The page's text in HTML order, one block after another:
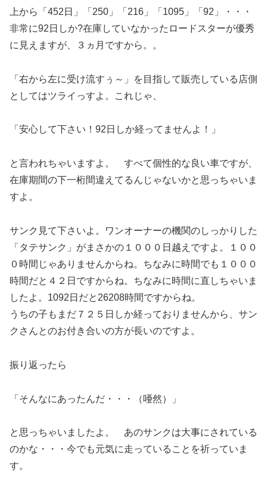
上から「452日」「250」「216」「1095」「92」・・・
非常に92日しか?在庫していなかったロードスターが優秀
に見えますが、３ヵ月ですから。。
「右から左に受け流すぅ～」を目指して販売している店側
としてはツライっすよ。これじゃ、
「安心して下さい！92日しか経ってませんよ！」
と言われちゃいますよ。 すべて個性的な良い車ですが、
在庫期間の下一桁間違えてるんじゃないかと思っちゃいま
すよ。
サンク見て下さいよ。ワンオーナーの機関のしっかりした
「タテサンク」がまさかの１０００日越えですよ。１００
０時間じゃありませんからね。ちなみに時間でも１０００
時間だと４２日ですからね。ちなみに時間に直しちゃいま
したよ。1092日だと26208時間ですからね。
うちの子もまだ７２５日しか経っておりませんから、サン
クさんとのお付き合いの方が長いのですよ。
振り返ったら
「そんなにあったんだ・・・（唖然）」
と思っちゃいましたよ。 あのサンクは大事にされている
のかな・・・今でも元気に走っていることを祈っていま
す。